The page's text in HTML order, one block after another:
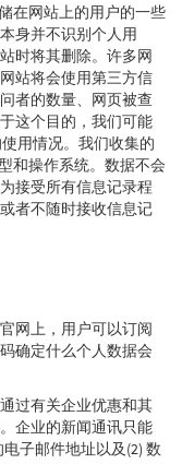
在网站上的用户的一些
身并不识别个人用
时将其删除。许多网
站将会使用第三方信
者的数量、网页被查
这个目的，我们可能
用情况。我们收集的
和操作系统。数据不会
接受所有信息记录程
者不随时接收信息记
网上，用户可以订阅
确定什么个人数据会
过有关企业优惠和其
企业的新闻通讯只能
子邮件地址以及(2) 数